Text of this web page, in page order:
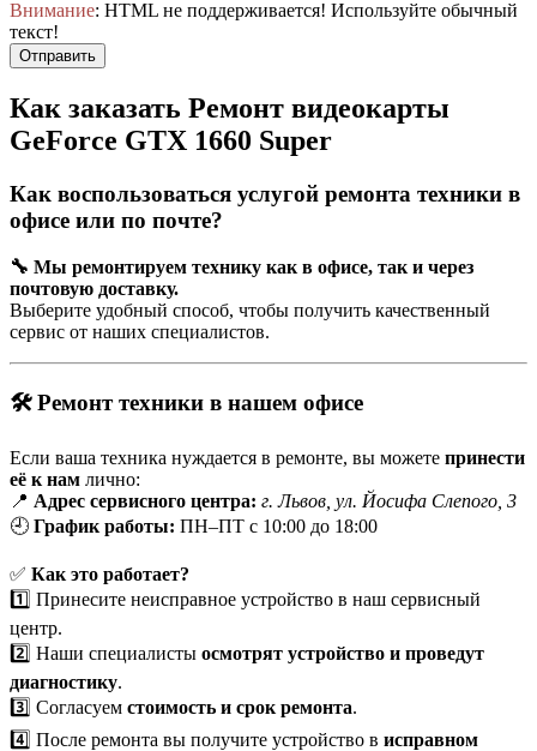
Внимание: HTML не поддерживается! Используйте обычный
текст!
Отправить
Как заказать Ремонт видеокарты
GeForce GTX 1660 Super
Как воспользоваться услугой ремонта техники в
офисе или по почте?
🔧 Мы ремонтируем технику как в офисе, так и через
почтовую доставку.
Выберите удобный способ, чтобы получить качественный
сервис от наших специалистов.
🛠 Ремонт техники в нашем офисе
Если ваша техника нуждается в ремонте, вы можете принести
её к нам лично:
📍 Адрес сервисного центра: г. Львов, ул. Йосифа Слепого, 3
🕘 График работы: ПН–ПТ с 10:00 до 18:00
✅ Как это работает?
1️⃣ Принесите неисправное устройство в наш сервисный
центр.
2️⃣ Наши специалисты осмотрят устройство и проведут
диагностику.
3️⃣ Согласуем стоимость и срок ремонта.
4️⃣ После ремонта вы получите устройство в исправном